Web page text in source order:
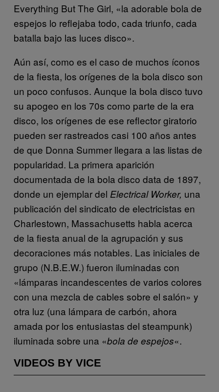
Everything But The Girl, «la adorable bola de
espejos lo reflejaba todo, cada triunfo, cada
batalla bajo las luces disco».
Aún así, como es el caso de muchos íconos
de la fiesta, los orígenes de la bola disco son
un poco confusos. Aunque la bola disco tuvo
su apogeo en los 70s como parte de la era
disco, los orígenes de ese reflector giratorio
pueden ser rastreados casi 100 años antes
de que Donna Summer llegara a las listas de
popularidad. La primera aparición
documentada de la bola disco data de 1897,
donde un ejemplar del Electrical Worker, una
publicación del sindicato de electricistas en
Charlestown, Massachusetts habla acerca
de la fiesta anual de la agrupación y sus
decoraciones más notables. Las iniciales de
grupo (N.B.E.W.) fueron iluminadas con
«lámparas incandescentes de varios colores
con una mezcla de cables sobre el salón» y
otra luz (una lámpara de carbón, ahora
amada por los entusiastas del steampunk)
iluminada sobre una «bola de espejos«.
VIDEOS BY VICE